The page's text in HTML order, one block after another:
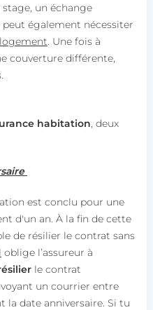
un échange
également nécessiter
. Une fois à
couverture différente,
habitation, deux
est conclu pour une
d'un an. À la fin de cette
de résilier le contrat sans
oblige l’assureur à
le contrat
un courrier entre
la date anniversaire. Si tu